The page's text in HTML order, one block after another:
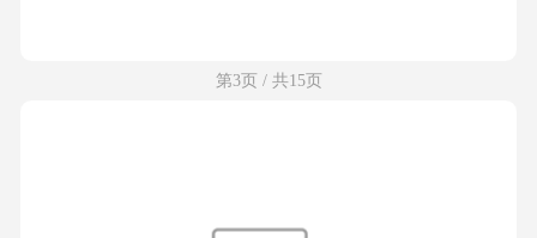
第3页 / 共15页